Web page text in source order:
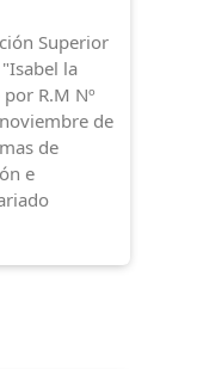
Superior
la
R.M Nº
de
de
e